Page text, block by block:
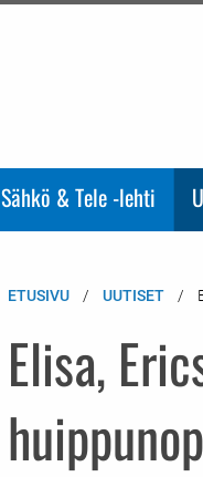
Sähkö & Tele -lehti
ETUSIVU UUTISET
Elisa,